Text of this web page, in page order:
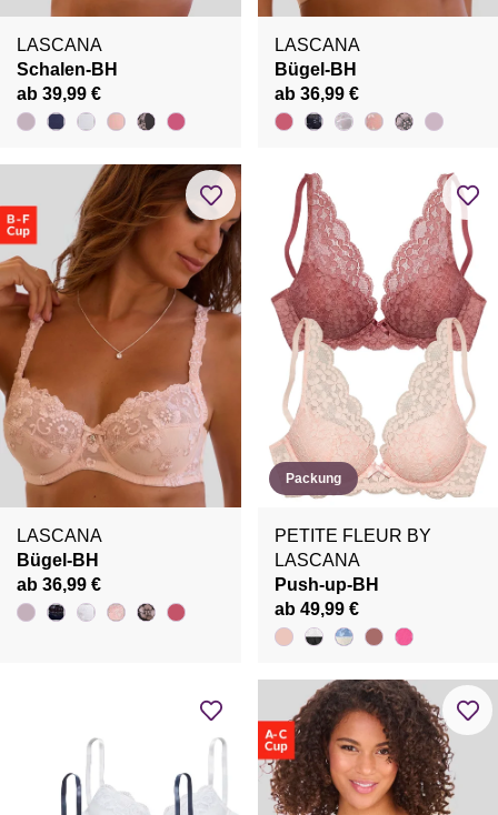
LASCANA
Schalen-BH
ab 39,99 €
LASCANA
Bügel-BH
ab 36,99 €
LASCANA
Bügel-BH
ab 36,99 €
Packung
PETITE FLEUR BY
LASCANA
Push-up-BH
ab 49,99 €